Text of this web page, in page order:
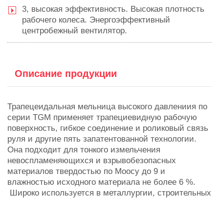
3, высокая эффективность. Высокая плотность
рабочего колеса. Энергоэффективный
центробежный вентилятор.
Описание продукции
Трапецеидальная мельница высокого давлениия по
серии TGM применяет трапециевидную рабочую
поверхность, гибкое соединение и роликовый связь
руля и другие пять запатентованной технологии.
Она подходит для тонкого измельчения
невоспламеняющихся и взрывобезопасных
материалов твердостью по Моосу до 9 и
влажностью исходного материала не более 6 %.
Широко используется в металлургии, строительных